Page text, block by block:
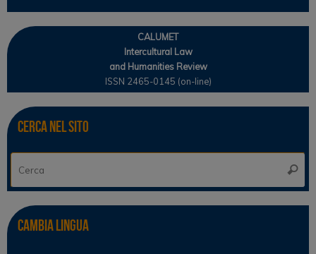
CALUMET
Intercultural Law
and Humanities Review
ISSN 2465-0145 (on-line)
Cerca nel sito
Cerca
Cambia lingua